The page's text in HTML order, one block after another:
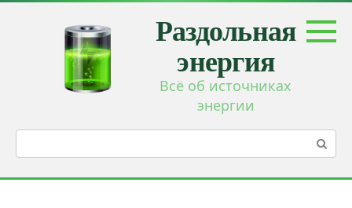
Перейти
Раздольная
энергия
Всё об источниках
энергии